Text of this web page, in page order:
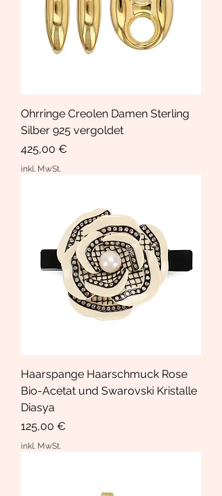
Ohrringe Creolen Damen Sterling
Silber 925 vergoldet
Preis
425,00 €
inkl. MwSt.
Haarspange Haarschmuck Rose
Bio-Acetat und Swarovski Kristalle
Diasya
Preis
125,00 €
inkl. MwSt.